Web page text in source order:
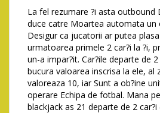
La fel rezumare ?i asta outbound
duce catre Moartea automata un
Desigur ca jucatorii ar putea
urmatoarea primele 2 car?i la ?i,
un-a impar?it. Car?ile departe de
bucura valoarea inscrisa la ele, al
valoreaza 10, iar Sunt a ob?ine
operare Echipa de fotbal. Mana
blackjack as 21 departe de 2 car?i